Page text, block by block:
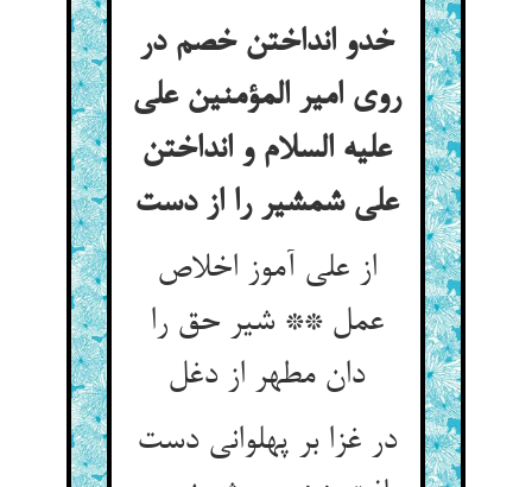
خدو انداختن خصم در
روی امیر المؤمنین علی
علیه السلام و انداختن
از علی آموز اخلاص
عمل ** شیر حق را
در غزا بر پهلوانی دست